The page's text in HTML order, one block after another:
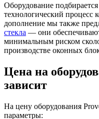
Оборудование
технологический процесс
дополнение мы также
стекла — они
минимальным риском
производстве оконных
Цена на
зависит
На цену оборудования
параметры: